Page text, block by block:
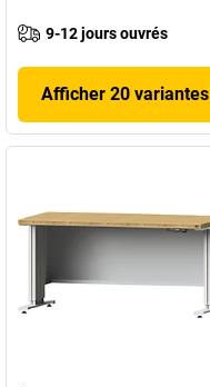
9-12 jours ouvrés
Afficher 20 variantes